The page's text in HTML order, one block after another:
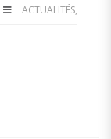
ACTUALITÉS,